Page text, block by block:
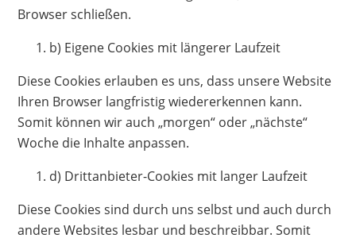
Browser schließen.
b) Eigene Cookies mit längerer Laufzeit
Diese Cookies erlauben es uns, dass unsere Website
Ihren Browser langfristig wiedererkennen kann.
Somit können wir auch „morgen“ oder „nächste“
Woche die Inhalte anpassen.
d) Drittanbieter-Cookies mit langer Laufzeit
Diese Cookies sind durch uns selbst und auch durch
andere Websites lesbar und beschreibbar. Somit